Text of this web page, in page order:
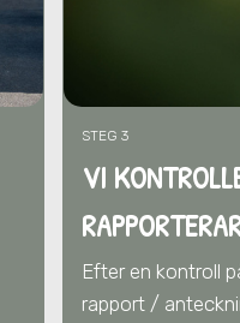
STEG 3
VI
Efter en kontroll
rapport /